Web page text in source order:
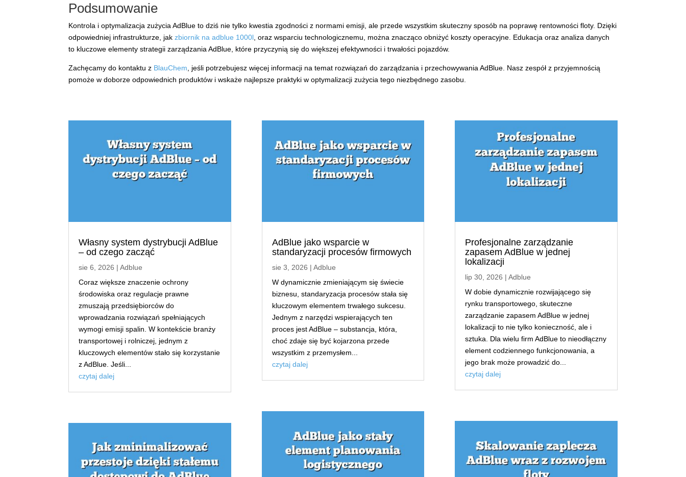
Podsumowanie
Kontrola i optymalizacja zużycia AdBlue to dziś nie tylko kwestia zgodności z normami emisji, ale przede wszystkim skuteczny sposób na poprawę rentowności floty. Dzięki
odpowiedniej infrastrukturze, jakzbiornik na adblue 1000l, oraz wsparciu technologicznemu, można znacząco obniżyć koszty operacyjne. Edukacja oraz analiza danych
to kluczowe elementy strategii zarządzania AdBlue, które przyczynią się do większej efektywności i trwałości pojazdów.
Zachęcamy do kontaktu z BlauChem, jeśli potrzebujesz więcej informacji na temat rozwiązań do zarządzania i przechowywania AdBlue. Nasz zespół z przyjemnością
pomoże w doborze odpowiednich produktów i wskaże najlepsze praktyki w optymalizacji zużycia tego niezbędnego zasobu.
Własny system dystrybucji AdBlue
– od czego zacząć
sie 6, 2026 |Adblue
Coraz większe znaczenie ochrony
środowiska oraz regulacje prawne
zmuszają przedsiębiorców do
wprowadzania rozwiązań spełniających
wymogi emisji spalin. W kontekście branży
transportowej i rolniczej, jednym z
kluczowych elementów stało się korzystanie
z AdBlue. Jeśli...
czytaj dalej
AdBlue jako wsparcie w
standaryzacji procesów firmowych
sie 3, 2026 | Adblue
W dynamicznie zmieniającym się świecie
biznesu, standaryzacja procesów stała się
kluczowym elementem trwałego sukcesu.
Jednym z narzędzi wspierających ten
proces jest AdBlue – substancja, która,
choć zdaje się być kojarzona przede
wszystkim z przemysłem...
czytaj dalej
Profesjonalne zarządzanie
zapasem AdBlue w jednej
lokalizacji
lip 30, 2026 | Adblue
W dobie dynamicznie rozwijającego się
rynku transportowego, skuteczne
zarządzanie zapasem AdBlue w jednej
lokalizacji to nie tylko konieczność, ale i
sztuka. Dla wielu firm AdBlue to nieodłączny
element codziennego funkcjonowania, a
jego brak może prowadzić do...
czytaj dalej